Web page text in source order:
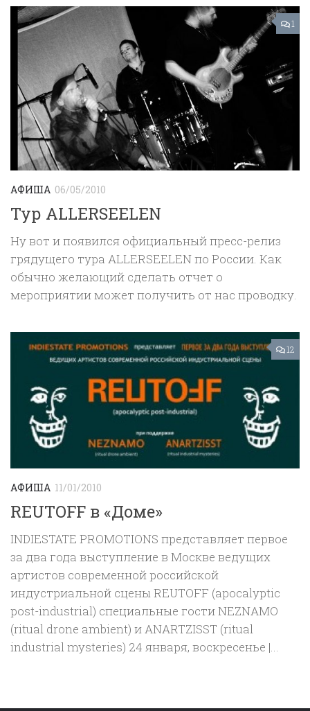
1
АФИША 06/05/2010
Тур ALLERSEELEN
Ну вот и появился официальный пресс-релиз
грядущего тура ALLERSEELEN по России. Как
обычно желающий сделать отчет о
мероприятии может получить от нас проводку.
12
АФИША 11/01/2010
REUTOFF в «Доме»
INDIESTATE PROMOTIONS представляет первое
за два года выступление в Москве ведущих
артистов современной российской
индустриальной сцены REUTOFF (apocalyptic
post-industrial) специальные гости NEZNAMO
(ritual drone ambient) и ANARTZISST (ritual
industrial mysteries) 24 января, воскресенье |...